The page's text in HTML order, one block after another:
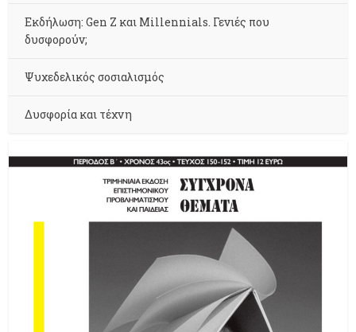
Εκδήλωση: Gen Z και Millennials. Γενιές που
δυσφορούν;
Ψυχεδελικός σοσιαλισμός
Δυσφορία και τέχνη